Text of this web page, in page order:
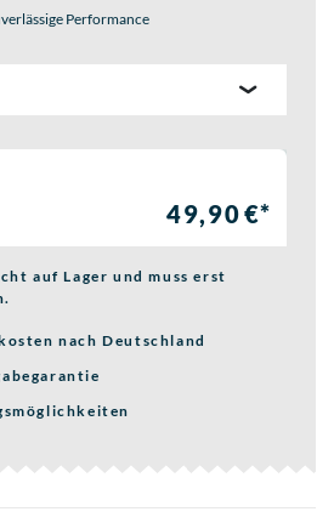
Performance
49,90 €*
auf Lager und muss erst
nach Deutschland